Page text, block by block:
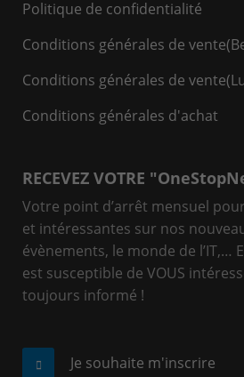
Centre de services
Support pour incidents & demandes
+32(0)800/12.712 (Belgique - Fr)
support-cpld@keyes.eu
Service Clients
Suivi des livraisons
+32(0)4 239.89.39
logistics-cpld@keyes.eu
compta-cpld@keyes.eu
Luxembourg
+352 26 59 06 86
Espace Clients
Accès à la zone d'information
Centre de services
Support pour incidents & demandes
+32(0)800/12.712 (Belgique -
+32(0)800/12.812 (Belgique -
+352 8002 45 46
support-cpld@keyes.eu
Suivi des livraisons
Politique de confidentialité
Conditions générales de
Conditions générales de
Conditions générales d'achat
RECEVEZ VOTRE
Votre point d’arrêt mensuel
et intéressantes sur nos
évènements, le monde de l’IT,…
est susceptible de VOUS
toujours informé !
Je souhaite m'inscrire